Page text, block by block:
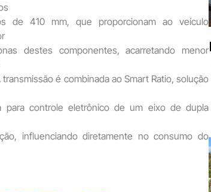
de 410 mm, que proporcionam ao veículo
destes componentes, acarretando menor
é combinada ao Smart Ratio, solução
para controle eletrônico de um eixo de dupla
influenciando diretamente no consumo do